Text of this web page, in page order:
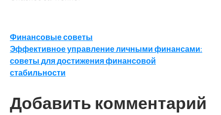
Навигация
по
записям
Финансовые советы
Эффективное управление личными финансами:
советы для достижения финансовой
стабильности
Добавить комментарий